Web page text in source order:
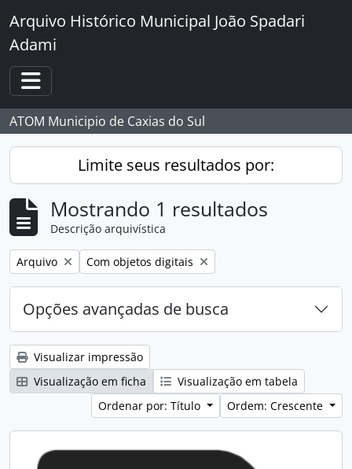
Skip to main content
Arquivo Histórico Municipal João Spadari
Adami
Toggle navigation
ATOM Municipio de Caxias do Sul
Limite seus resultados por:
Mostrando 1 resultados
Descrição arquivística
Remover filtro:
Arquivo Remover filtro:
Com objetos digitais
Opções avançadas de busca
Visualizar impressão
Visualização em ficha
Visualização em tabela
Ordenar por: Título
Ordem: Crescente